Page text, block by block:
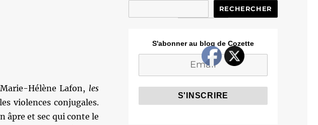
Hélène Lafon, les
violences conjugales.
âpre et sec qui conte le
RECHERCHER
S'abonner au blog de Cozette